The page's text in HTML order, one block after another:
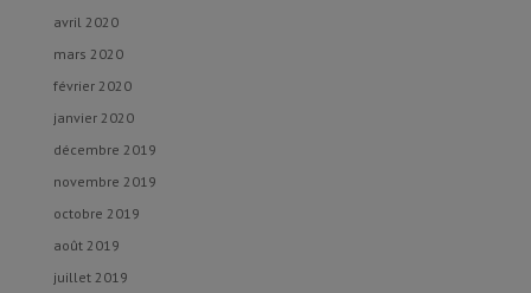
avril 2020
mars 2020
février 2020
janvier 2020
décembre 2019
novembre 2019
octobre 2019
août 2019
juillet 2019